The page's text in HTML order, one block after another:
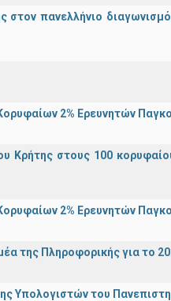
πανελλήνιο
2% Ερευνητών
Κρήτης στους 100
2% Ερευνητών
της Πληροφορικής για το
Υπολογιστών του